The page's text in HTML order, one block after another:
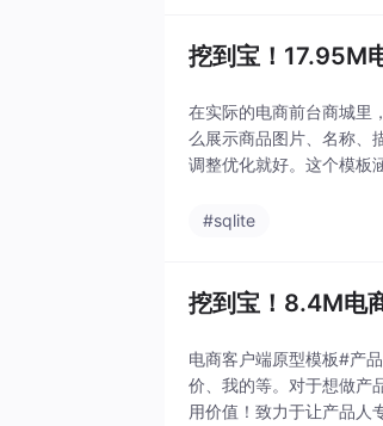
挖到宝！17.95M
在实际的电商前台商城里
么展示商品图片、名称、
调整优化就好。这个模板
给各位互联网产品经理和正
#sqlite
挖到宝！8.4M电
电商客户端原型模板#产
价、我的等。对于想做产
用价值！致力于让产品人